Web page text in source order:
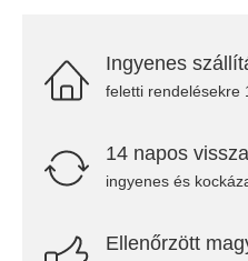
Ingyenes
feletti rendelésekre
14 napos
ingyenes és
Ellenőrzött